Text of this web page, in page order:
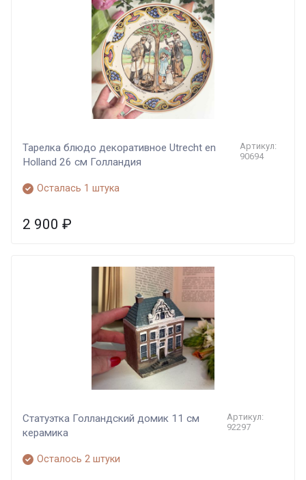
Тарелка блюдо декоративное Utrecht en
Holland 26 см Голландия
Артикул:
90694
Осталась 1 штука
2 900 ₽
Статуэтка Голландский домик 11 см
керамика
Артикул:
92297
Осталось 2 штуки